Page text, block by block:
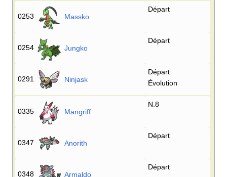
0253 Massko
Départ
0254 Jungko
Départ
0291 Ninjask
Départ
Évolution
0335 Mangriff
N.8
0347 Anorith
Départ
0348 Armaldo
Départ